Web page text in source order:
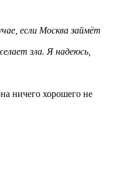
если Москва займёт
зла. Я надеюсь,
ничего хорошего не